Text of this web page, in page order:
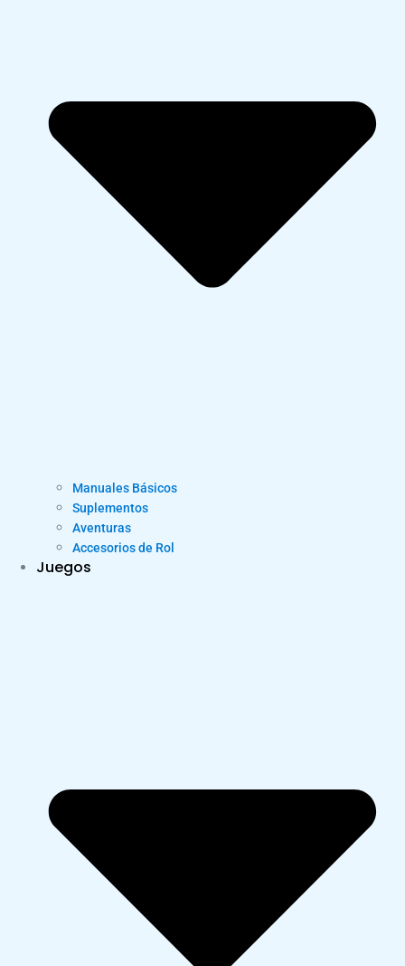
Manuales Básicos
Suplementos
Aventuras
Accesorios de Rol
Juegos